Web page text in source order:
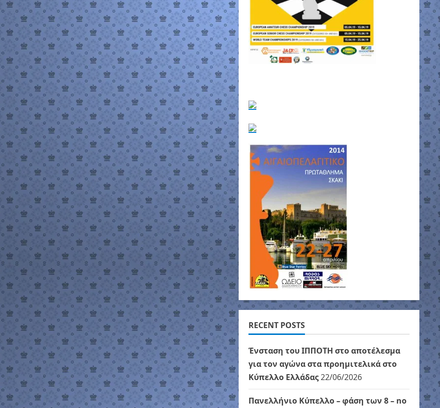
RECENT POSTS
Ένσταση του ΙΠΠΟΤΗ στο αποτέλεσμα
για τον αγώνα στα προημιτελικά στο
Κύπελλο Ελλάδας22/06/2026
Πανελλήνιο Κύπελλο – φάση των 8 – no